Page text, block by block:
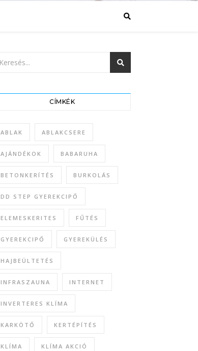
CÍMKÉK
ABLAK ABLAKCSERE
AJÁNDÉKOK BABARUHA
BETONKERÍTÉS BURKOLÁS
DD STEP GYEREKCIPŐ
ELEMESKERITES FŰTÉS
GYEREKCIPŐ GYEREKÜLÉS
HAJBEÜLTETÉS
INFRASZAUNA INTERNET
INVERTERES KLÍMA
KARKÖTŐ KERTÉPÍTÉS
KLÍMA KLÍMA AKCIÓ